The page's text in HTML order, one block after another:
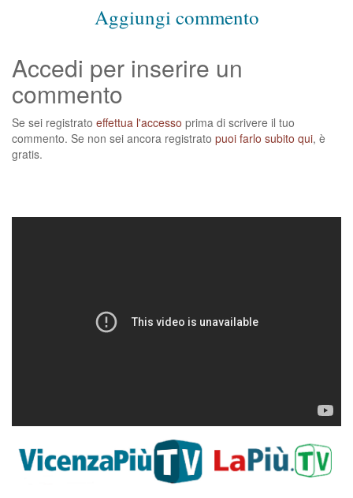
Aggiungi commento
Accedi per inserire un
commento
Se sei registrato effettua l'accesso prima di scrivere il tuo
commento. Se non sei ancora registrato puoi farlo subito qui, è
gratis.